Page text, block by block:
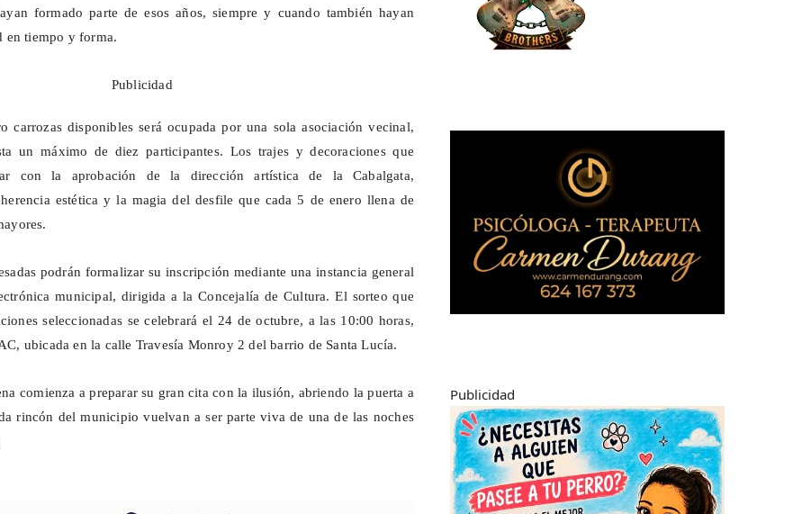
formado parte de esos años, siempre y cuando también hayan
en tiempo y forma.
Publicidad
carrozas disponibles será ocupada por una sola asociación vecinal,
un máximo de diez participantes. Los trajes y decoraciones que
con la aprobación de la dirección artística de la Cabalgata,
estética y la magia del desfile que cada 5 de enero llena de
podrán formalizar su inscripción mediante una instancia general
municipal, dirigida a laConcejalía de Cultura. El sorteo que
seleccionadas se celebrará el 24 de octubre, a las 10:00 horas,
ubicada en la calle Travesía Monroy 2 del barrio de Santa Lucía.
comienza a preparar su gran cita con la ilusión, abriendo la puerta a
rincón del municipio vuelvan a ser parte viva de una de las noches
Publicidad